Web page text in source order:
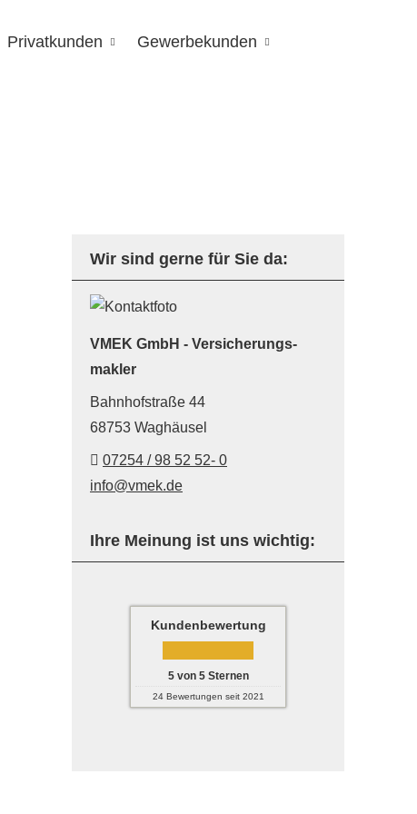
Privatkunden Gewerbekunden
Wir sind gerne für Sie da:
VMEK GmbH - Ver­sicherungs­
makler
Bahnhofstraße 44
68753 Waghäusel
07254 / 98 52 52- 0
info@vmek.de
Ihre Meinung ist uns wichtig:
Kundenbewertung
5von 5Sternen
24Bewertungen seit 2021